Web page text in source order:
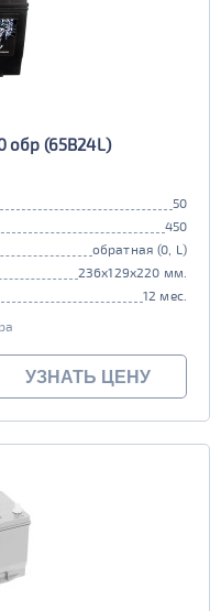
обр (65B24L)
50
450
обратная (0, L)
236x129x220 мм.
12 мес.
УЗНАТЬ ЦЕНУ